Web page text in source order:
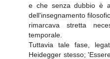
e che senza dubbio è
dell'insegnamento
rimarcava stretta
temporale.
Tuttavia tale fase,
Heidegger stesso;